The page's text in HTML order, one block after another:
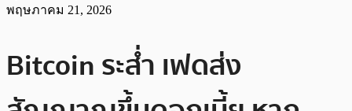
พฤษภาคม 21, 2026
Bitcoin ระส่ำ เฟดส่ง